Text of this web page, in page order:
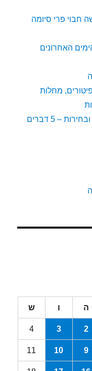
חבוי פרי סיומה
האחרונים
מחלות
רקטות, פיטורים, מחלות ובחירות – 5 דברים
ה ו ש
2
3
4
9
10
11